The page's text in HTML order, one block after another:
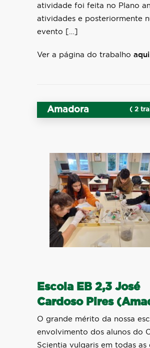
atividade foi feita no Plano
atividades e posteriormente
evento […]
Ver a página do trabalho aqui
Amadora ( 2
Escola EB 2,3 José
Cardoso Pires
O grande mérito da nossa
envolvimento dos alunos do
Scientia vulgaris em todas as